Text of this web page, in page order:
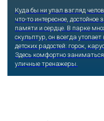
Градусы веселья
горки,
жару SPA-зоны с
комнаты. Никто
морской водой,
Малыши могут